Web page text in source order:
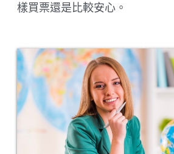
樣買票還是比較安心。